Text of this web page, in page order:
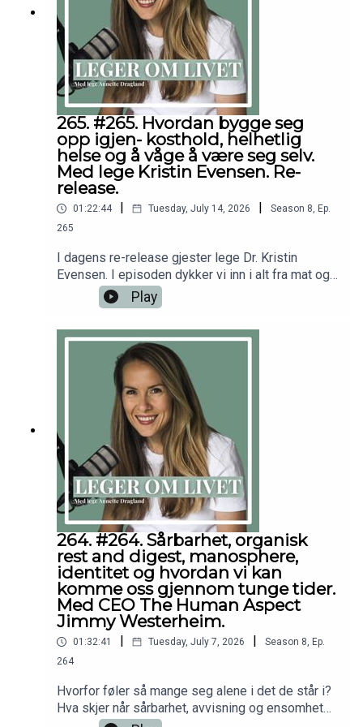
netteDisclaimer: Innholdet i podcasten og på
denne nettsiden er ikke ment å utgjøre eller være
en erstatning for profesjonell medisinsk
rådgivning, diagnose eller behandling. Søk alltid
råd fra legen din eller annet kvalifisert
helsepersonell hvis du har spørsmål angående en
medisinsk tilstand.
265. #265. Hvordan bygge seg
opp igjen- kosthold, helhetlig
helse og å våge å være seg selv.
Med lege Kristin Evensen. Re-
release.
01:22:44 Tuesday, July 14, 2026 Season 8, Ep.
265
I dagens re-release gjester lege Dr. Kristin
Evensen. I episoden dykker vi inn i alt fra mat og
ernæring til hvordan vi kan bygge oss opp etter
sykdom, hva som kan bidra til å holde oss friske,
og viktigheten av å tørre å dele meningene sine
og stå for det man brenner for. For mer fra Kristin
Evensen: https://www.instagram.com/dr.kristinev
ensen/Tusen takk til deg som abonnerer- som
gjør det mulig for meg å dele denne
kunnskapen!Alt godt,AnnetteFølg meg gjerne
på:Instagram.com/dr.annettedraglandFacebook.co
m/drannettedraglandhttps://youtube.com/@drann
etteDisclaimer: Innholdet i podcasten og på
denne nettsiden er ikke ment å utgjøre eller være
en erstatning for profesjonell medisinsk
rådgivning, diagnose eller behandling. Søk alltid
råd fra legen din eller annet kvalifisert
helsepersonell hvis du har spørsmål angående en
medisinsk tilstand.
Play
264. #264. Sårbarhet, organisk
rest and digest, manosphere,
identitet og hvordan vi kan
komme oss gjennom tunge tider.
Med CEO The Human Aspect
Jimmy Westerheim.
01:32:41 Tuesday, July 7, 2026 Season 8, Ep.
264
Hvorfor føler så mange seg alene i det de står i?
Hva skjer når sårbarhet, avvisning og ensomhet